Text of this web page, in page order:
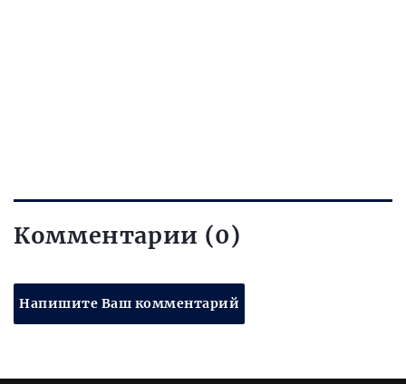
Комментарии (0)
Напишите Ваш комментарий